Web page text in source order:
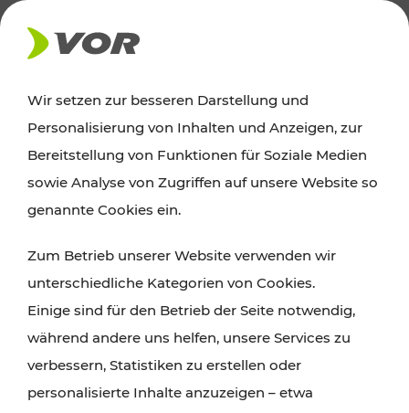
AKTUELLES
News
Alle wichtigen Meldungen zu Fahrplanänderungen,
finden Sie hier im Überblick.
Wir setzen zur besseren Darstellung und
Personalisierung von Inhalten und Anzeigen, zur
Bereitstellung von Funktionen für Soziale Medien
sowie Analyse von Zugriffen auf unsere Website so
genannte Cookies ein.
Zum Betrieb unserer Website verwenden wir
unterschiedliche Kategorien von Cookies.
Einige sind für den Betrieb der Seite notwendig,
während andere uns helfen, unsere Services zu
verbessern, Statistiken zu erstellen oder
personalisierte Inhalte anzuzeigen – etwa